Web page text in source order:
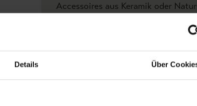
Details Über
Accessoires aus Keramik oder
Schlafzimmer oder stilvolle
großformatiges Wandbild schafft
Atmosphäre und bringt die